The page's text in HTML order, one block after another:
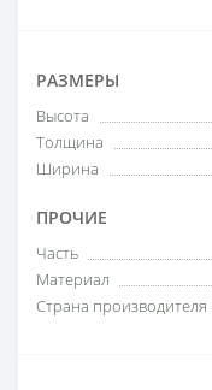
РАЗМЕРЫ
Высота
Толщина
Ширина
ПРОЧИЕ
Часть
Материал
Страна производителя